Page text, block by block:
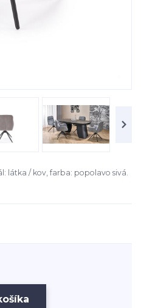
látka / kov, farba: popolavo sivá.